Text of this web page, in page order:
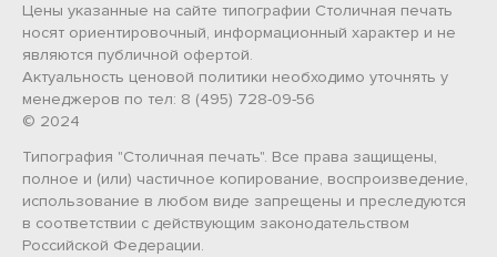
Цены указанные на сайте типографии Столичная печать
носят ориентировочный, информационный характер и не
являются публичной офертой.
Актуальность ценовой политики необходимо уточнять у
менеджеров по тел: 8 (495) 728-09-56
© 2024
Типография "Столичная печать". Все права защищены,
полное и (или) частичное копирование, воспроизведение,
использование в любом виде запрещены и преследуются
в соответствии с действующим законодательством
Российской Федерации.